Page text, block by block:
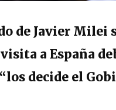
de Javier
a España
decide el